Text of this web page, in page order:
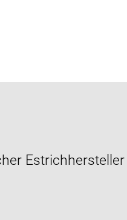
Estrichhersteller